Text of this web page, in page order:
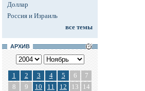
Доллар
Россия и Израиль
все темы
АРХИВ
1 2 3 4 5 6
7
8
9 10 11 12 13
14